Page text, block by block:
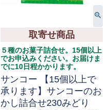
取寄せ商品
５種のお菓子詰合せ。15個以上
でお申込みください。お届けま
でに10日程かかります。
サンコー 【15個以上で
承ります】サンコーのお
かし詰合せ230みどり